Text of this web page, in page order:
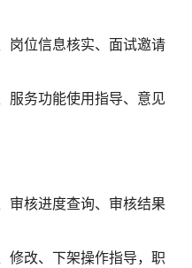
岗位信息核实、面试邀请
服务功能使用指导、意见
审核进度查询、审核结果
修改、下架操作指导，职